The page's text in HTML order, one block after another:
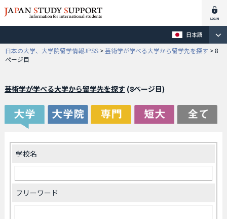
日本語
日本の大学、大学院留学情報JPSS >芸術学が学べる大学から留学先を探す > 8
ページ目
芸術学が学べる大学から留学先を探す (8ページ目)
学校名
フリーワード